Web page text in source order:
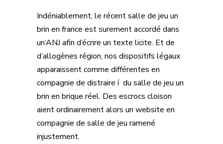
Indéniablement, le récent salle de jeu un
brin en france est surement accordé dans
un’ANJ afin d’écrire un texte licite. Et de
d’allogènes région, nos dispositifs légaux
apparaissent comme différentes en
compagnie de distraire í du salle de jeu un
brin en brique réel. Des escrocs cloison
aient ordinairement alors un website en
compagnie de salle de jeu ramené
injustement.